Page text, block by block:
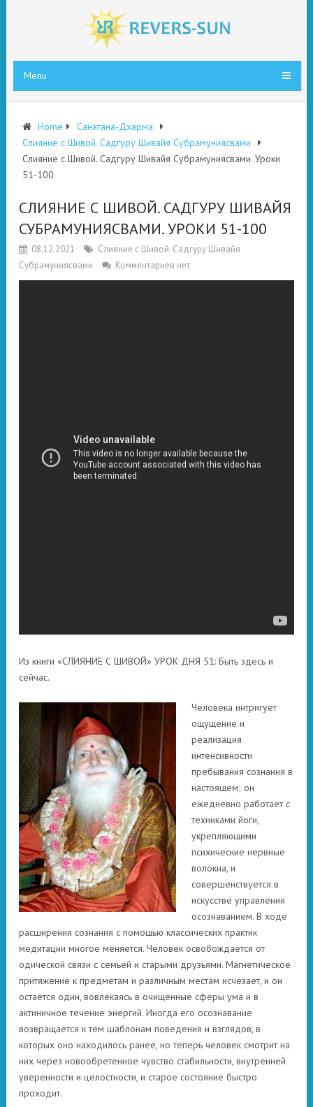
Menu
Home
Санатана-Дхарма
Слияние с Шивой. Садгуру Шивайя Субрамуниясвами
Слияние с Шивой. Садгуру Шивайя Субрамуниясвами. Уроки
51-100
СЛИЯНИЕ С ШИВОЙ. САДГУРУ ШИВАЙЯ
СУБРАМУНИЯСВАМИ. УРОКИ 51-100
08.12.2021
Слияние с Шивой. Садгуру Шивайя
Субрамуниясвами
Комментариев нет
Из книги «СЛИЯНИЕ С ШИВОЙ» УРОК ДНЯ 51: Быть здесь и
сейчас.
Человека интригует
ощущение и
реализация
интенсивности
пребывания сознания в
настоящем; он
ежедневно работает с
техниками йоги,
укрепляющими
психические нервные
волокна, и
совершенствуется в
искусстве управления
осознаванием. В ходе
расширения сознания с помощью классических практик
медитации многое меняется. Человек освобождается от
одической связи с семьей и старыми друзьями. Магнетическое
притяжение к предметам и различным местам исчезает, и он
остается один, вовлекаясь в очищенные сферы ума и в
актиничное течение энергий. Иногда его осознавание
возвращается к тем шаблонам поведения и взглядов, в
которых оно находилось ранее, но теперь человек смотрит на
них через новообретенное чувство стабильности, внутренней
уверенности и целостности, и старое состояние быстро
проходит.